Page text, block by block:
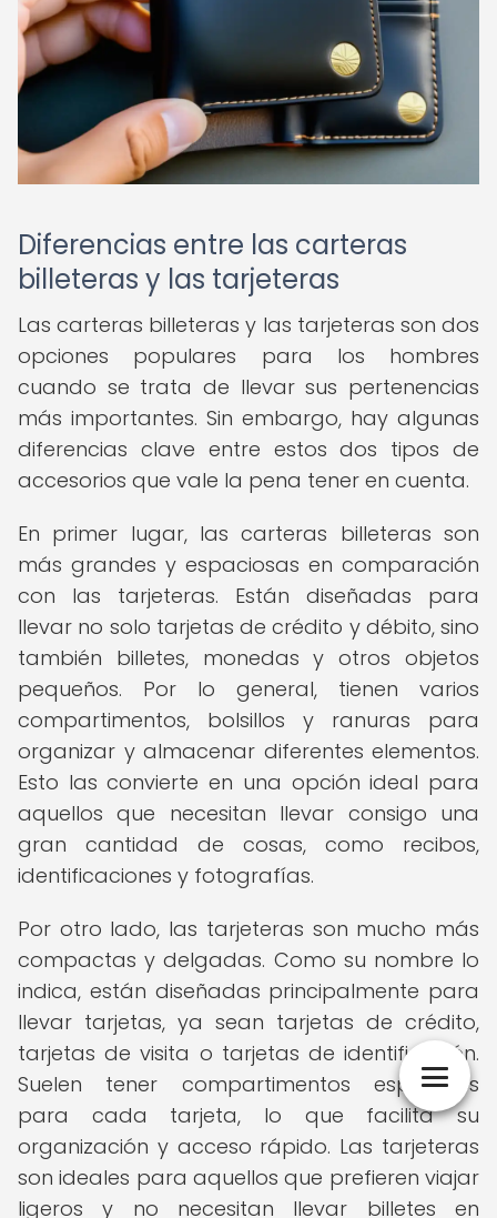
Diferencias entre las carteras
billeteras y las tarjeteras
Las carteras billeteras y las tarjeteras son dos
opciones populares para los hombres
cuando se trata de llevar sus pertenencias
más importantes. Sin embargo, hay algunas
diferencias clave entre estos dos tipos de
accesorios que vale la pena tener en cuenta.
En primer lugar, las carteras billeteras son
más grandes y espaciosas en comparación
con las tarjeteras. Están diseñadas para
llevar no solo tarjetas de crédito y débito, sino
también billetes, monedas y otros objetos
pequeños. Por lo general, tienen varios
compartimentos, bolsillos y ranuras para
organizar y almacenar diferentes elementos.
Esto las convierte en una opción ideal para
aquellos que necesitan llevar consigo una
gran cantidad de cosas, como recibos,
identificaciones y fotografías.
Por otro lado, las tarjeteras son mucho más
compactas y delgadas. Como su nombre lo
indica, están diseñadas principalmente para
llevar tarjetas, ya sean tarjetas de crédito,
tarjetas de visita o tarjetas de identificación.
Suelen tener compartimentos especiales
para cada tarjeta, lo que facilita su
organización y acceso rápido. Las tarjeteras
son ideales para aquellos que prefieren viajar
ligeros y no necesitan llevar billetes en